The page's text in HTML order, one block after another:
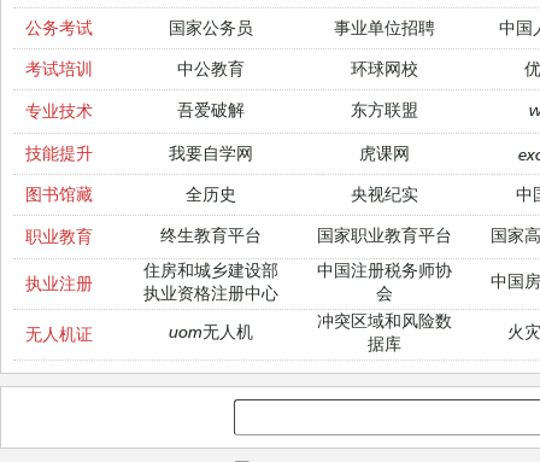
公务考试
国家公务员 事业单位招聘
中国
考试培训
中公教育 环球网校
专业技术 吾爱破解 东方联盟
技能提升 我要自学网 虎课网
图书馆藏
全历史 央视纪实 中
职业教育 终生教育平台 国家职业教育平台 国家
执业注册
住房和城乡建设部
执业资格注册中心
中国注册税务师协
会
中国
无人机证 uom无人机
冲突区域和风险数
据库
火